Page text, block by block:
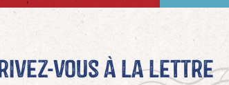
vous à La Lettre